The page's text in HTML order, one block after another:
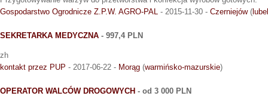
Gospodarstwo Ogrodnicze Z.P.W. AGRO-PAL - 2015-11-30 - Czerniejów(
SEKRETARKA MEDYCZNA - 997,4 PLN
zh
kontakt przez PUP - 2017-06-22 - Morąg (warmińsko-mazurskie)
OPERATOR WALCÓW DROGOWYCH - od 3 000 PLN